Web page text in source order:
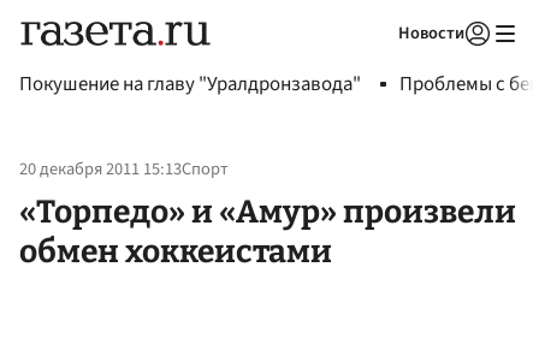
Новости
Покушение на главу "Уралдронзавода" Проблемы с
20 декабря 2011 15:13Спорт
«Торпедо» и «Амур» произвели
обмен хоккеистами